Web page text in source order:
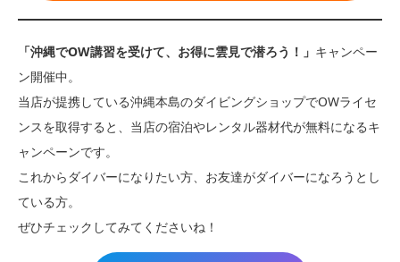
「沖縄でOW講習を受けて、お得に雲見で潜ろう！」 キャンペー
ン開催中。
当店が提携している沖縄本島のダイビングショップでOWライセ
ンスを取得すると、当店の宿泊やレンタル器材代が無料になるキ
ャンペーンです。
これからダイバーになりたい方、お友達がダイバーになろうとし
ている方。
ぜひチェックしてみてくださいね！